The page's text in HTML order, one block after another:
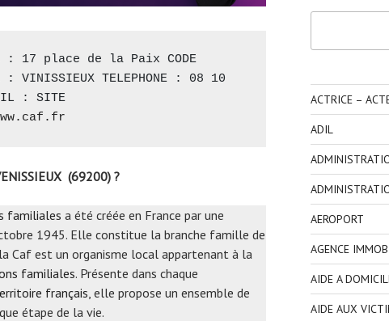
: 17 place de la Paix CODE
: VINISSIEUX TELEPHONE : 08 10
: SITE
(69200) ?
familiales a été créée en France par une
1945. Elle constitue la branche famille de
Caf est un organisme local appartenant à la
familiales. Présente dans chaque
français , elle propose un ensemble de
étape de la vie.
ACTRICE –
ADIL
AEROPORT
AGENCE
AIDE A
AIDE AUX